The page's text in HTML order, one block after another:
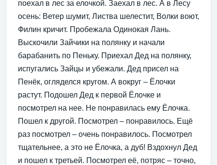
поехал в лес за елочкой. Заехал в лес. А в Лесу
осень: Ветер шумит, Листва шелестит, Волки воют,
Филин кричит. Пробежала Одинокая Лань.
Выскочили Зайчики на полянку и начали
барабанить по Пеньку. Приехал Дед на полянку,
испугались Зайцы и убежали. Дед присел на
Пенёк, огляделся кругом. А вокруг – Ёлочки
растут. Подошел Дед к первой Ёлочке и
посмотрел на нее. Не понравилась ему Ёлочка.
Пошел к другой. Посмотрел – понравилось. Ещё
раз посмотрел – очень понравилось. Посмотрел
тщательнее, а это не Ёлочка, а дуб! Вздохнул Дед
и пошел к третьей. Посмотрел её, потряс – точно,